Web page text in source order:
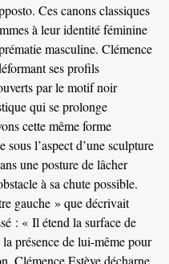
Ces canons classiques
à leur identité féminine
masculine. Clémence
ses profils
par le motif noir
qui se prolonge
cette même forme
l’aspect d’une sculpture
une posture de lâcher
à sa chute possible.
gauche » que décrivait
: « Il étend la surface de
présence de lui-même pour
Clémence Estève décharne